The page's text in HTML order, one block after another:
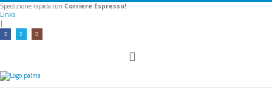
Spedizione rapida con Corriere Espresso!
Links
|